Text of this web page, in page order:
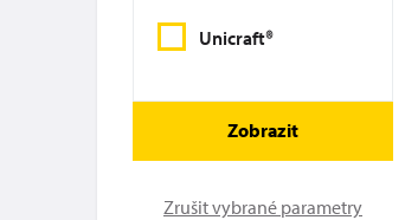
Unicraft®
Zobrazit
Zrušit vybrané parametry